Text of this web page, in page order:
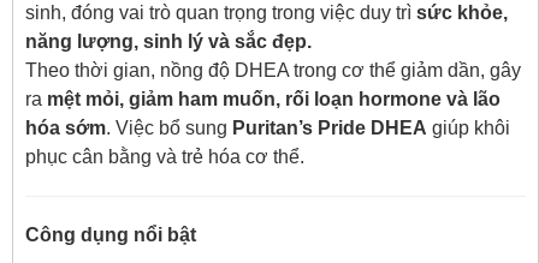
sinh, đóng vai trò quan trọng trong việc duy trì sức khỏe,
năng lượng, sinh lý và sắc đẹp.
Theo thời gian, nồng độ DHEA trong cơ thể giảm dần, gây
ra mệt mỏi, giảm ham muốn, rối loạn hormone và lão
hóa sớm. Việc bổ sung Puritan’s Pride DHEA giúp khôi
phục cân bằng và trẻ hóa cơ thể.
Công dụng nổi bật